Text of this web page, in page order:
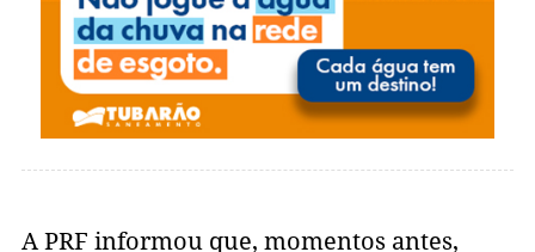
A PRF informou que, momentos antes,